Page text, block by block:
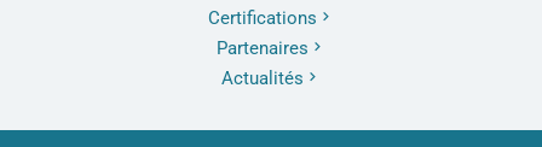
Certifications
Partenaires
Actualités